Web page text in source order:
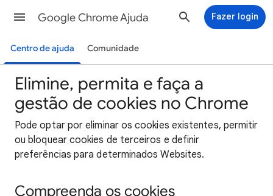
Google Chrome Ajuda Fazer login
Centro de ajuda Comunidade
Elimine, permita e faça a
gestão de cookies no Chrome
Pode optar por eliminar os cookies existentes, permitir
ou bloquear cookies de terceiros e definir
preferências para determinados Websites.
Compreenda os cookies